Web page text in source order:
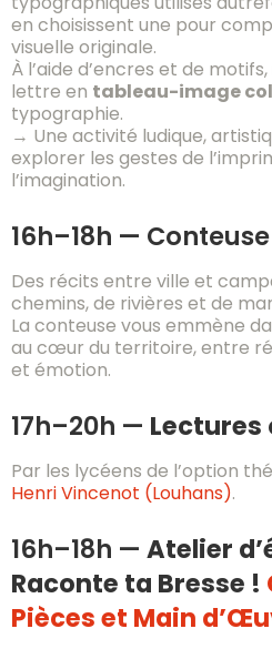
en choisissent une pour
visuelle originale.
À l’aide d’encres et de
lettre en tableau-image
typographie.
→ Une activité ludique,
explorer les gestes de
l’imagination.
16h–18h —
Des récits entre ville et
chemins, de rivières et de
La conteuse vous emmène
au cœur du territoire, entre
et émotion.
17h–20h —
Par les lycéens de l’option
Henri Vincenot (Louhans).
16h–18h — Atelier
Raconte ta Bresse !
Pièces et Main